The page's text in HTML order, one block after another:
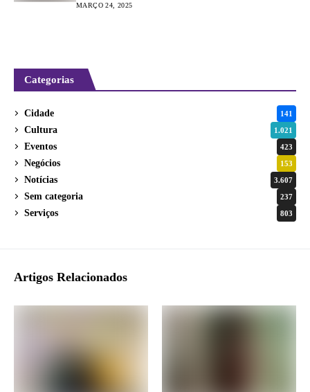
MARÇO 24, 2025
Categorias
Cidade 141
Cultura 1.021
Eventos 423
Negócios 153
Notícias 3.607
Sem categoria 237
Serviços 803
Artigos Relacionados